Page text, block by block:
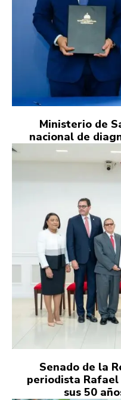
Ministerio de
nacional de
Senado de la
periodista
sus 50